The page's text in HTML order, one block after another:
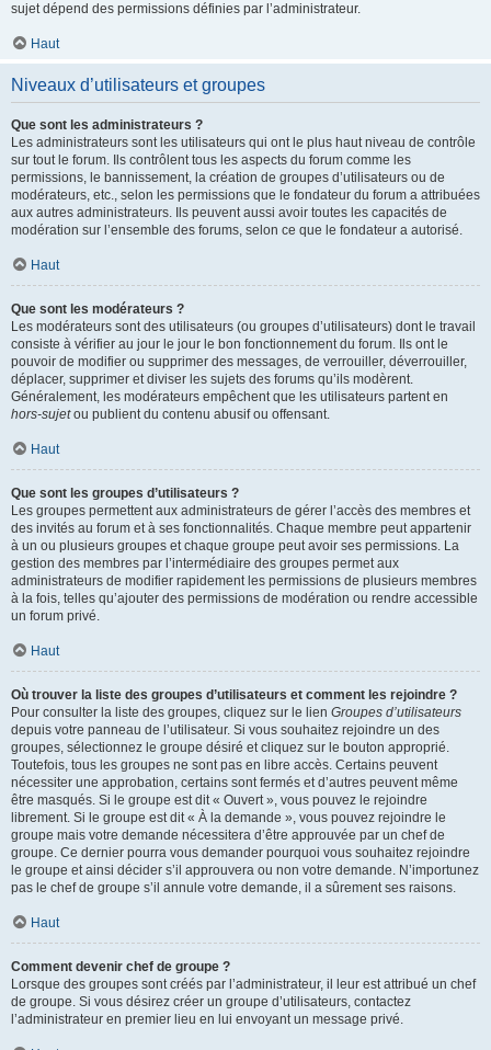
sujet dépend des permissions définies par l’administrateur.
Haut
Niveaux d’utilisateurs et groupes
Que sont les administrateurs ?
Les administrateurs sont les utilisateurs qui ont le plus haut niveau de contrôle
sur tout le forum. Ils contrôlent tous les aspects du forum comme les
permissions, le bannissement, la création de groupes d’utilisateurs ou de
modérateurs, etc., selon les permissions que le fondateur du forum a attribuées
aux autres administrateurs. Ils peuvent aussi avoir toutes les capacités de
modération sur l’ensemble des forums, selon ce que le fondateur a autorisé.
Haut
Que sont les modérateurs ?
Les modérateurs sont des utilisateurs (ou groupes d’utilisateurs) dont le travail
consiste à vérifier au jour le jour le bon fonctionnement du forum. Ils ont le
pouvoir de modifier ou supprimer des messages, de verrouiller, déverrouiller,
déplacer, supprimer et diviser les sujets des forums qu’ils modèrent.
Généralement, les modérateurs empêchent que les utilisateurs partent en
hors-sujetou publient du contenu abusif ou offensant.
Haut
Que sont les groupes d’utilisateurs ?
Les groupes permettent aux administrateurs de gérer l’accès des membres et
des invités au forum et à ses fonctionnalités. Chaque membre peut appartenir
à un ou plusieurs groupes et chaque groupe peut avoir ses permissions. La
gestion des membres par l’intermédiaire des groupes permet aux
administrateurs de modifier rapidement les permissions de plusieurs membres
à la fois, telles qu’ajouter des permissions de modération ou rendre accessible
un forum privé.
Haut
Où trouver la liste des groupes d’utilisateurs et comment les rejoindre ?
Pour consulter la liste des groupes, cliquez sur le lien Groupes d’utilisateurs
depuis votre panneau de l’utilisateur. Si vous souhaitez rejoindre un des
groupes, sélectionnez le groupe désiré et cliquez sur le bouton approprié.
Toutefois, tous les groupes ne sont pas en libre accès. Certains peuvent
nécessiter une approbation, certains sont fermés et d’autres peuvent même
être masqués. Si le groupe est dit « Ouvert », vous pouvez le rejoindre
librement. Si le groupe est dit « À la demande », vous pouvez rejoindre le
groupe mais votre demande nécessitera d’être approuvée par un chef de
groupe. Ce dernier pourra vous demander pourquoi vous souhaitez rejoindre
le groupe et ainsi décider s’il approuvera ou non votre demande. N’importunez
pas le chef de groupe s’il annule votre demande, il a sûrement ses raisons.
Haut
Comment devenir chef de groupe ?
Lorsque des groupes sont créés par l’administrateur, il leur est attribué un chef
de groupe. Si vous désirez créer un groupe d’utilisateurs, contactez
l’administrateur en premier lieu en lui envoyant un message privé.